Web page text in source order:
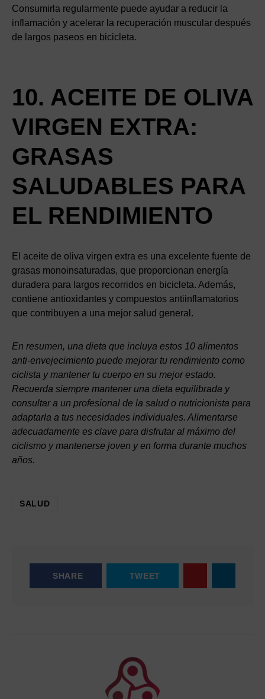
Consumirla regularmente puede ayudar a reducir la
inflamación y acelerar la recuperación muscular después
de largos paseos en bicicleta.
10. ACEITE DE OLIVA
VIRGEN EXTRA:
GRASAS
SALUDABLES PARA
EL RENDIMIENTO
El aceite de oliva virgen extra es una excelente fuente de
grasas monoinsaturadas, que proporcionan energía
duradera para largos recorridos en bicicleta. Además,
contiene antioxidantes y compuestos antiinflamatorios
que contribuyen a una mejor salud general.
En resumen, una dieta que incluya estos 10 alimentos
anti-envejecimiento puede mejorar tu rendimiento como
ciclista y mantener tu cuerpo en su mejor estado.
Recuerda siempre mantener una dieta equilibrada y
consultar a un profesional de la salud o nutricionista para
adaptarla a tus necesidades individuales. Alimentarse
adecuadamente es clave para disfrutar al máximo del
ciclismo y mantenerse joven y en forma durante muchos
años.
SALUD
SHARE TWEET